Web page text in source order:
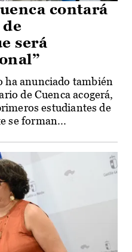
contará
será
ha anunciado también
de Cuenca acogerá,
estudiantes de
se forman...